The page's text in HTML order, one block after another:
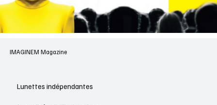
IMAGINEM Magazine
Lunettes indépendantes